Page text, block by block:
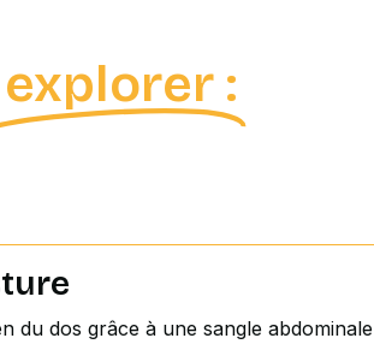
explorer :
du dos grâce à une sangle abdominale